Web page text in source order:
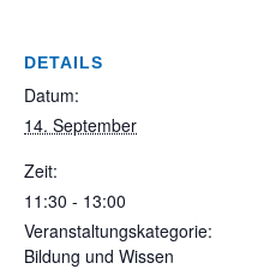
DETAILS
Datum:
14. September
Zeit:
11:30 - 13:00
Veranstaltungskategorie:
Bildung und Wissen